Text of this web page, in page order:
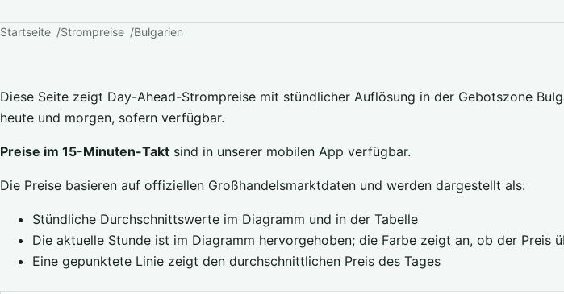
Startseite Strompreise Bulgarien
Diese Seite zeigt Day-Ahead-Strompreise mit stündlicher Auflösung in der Gebotszone
heute und morgen, sofern verfügbar.
Preise im 15-Minuten-Takt sind in unserer mobilen App verfügbar.
Die Preise basieren auf offiziellen Großhandelsmarktdaten und werden dargestellt als:
Stündliche Durchschnittswerte im Diagramm und in der Tabelle
Die aktuelle Stunde ist im Diagramm hervorgehoben; die Farbe zeigt an, ob der Preis
Eine gepunktete Linie zeigt den durchschnittlichen Preis des Tages